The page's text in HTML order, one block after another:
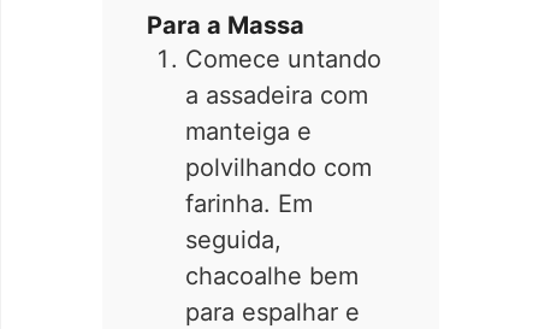
Para a Massa
Comece untando
a assadeira com
manteiga e
polvilhando com
farinha. Em
seguida,
chacoalhe bem
para espalhar e